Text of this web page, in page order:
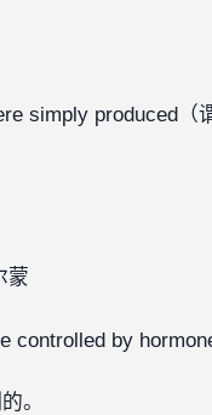
simply produced
蒙
controlled by
。